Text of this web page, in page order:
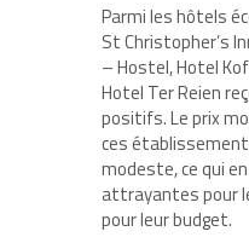
Parmi les hôtels
St Christopher’s
– Hostel, Hotel
Hotel Ter Reien
positifs. Leprix
ces
modeste, ce qui
attrayantes pour
pour leur budget.